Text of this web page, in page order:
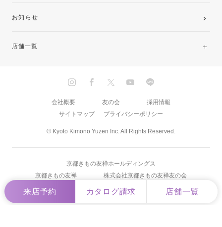
来店予約 カタログ請求 店舗一覧
お知らせ
店舗一覧
九州
© Kyoto Kimono Yuzen Inc. All Rights Reserved.
会社概要 友の会
採用情報
サイトマップ
プライバシーポリシー
京都きもの友禅ホールディングス
京都きもの友禅
株式会社京都きもの友禅友の会